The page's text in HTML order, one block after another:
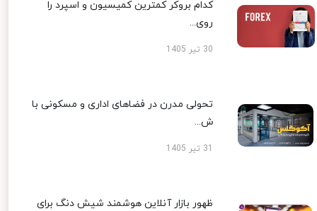
کدام بروکر کمترین کمیسیون و اسپرد را
روی...
30 تیر 1405
تحولی مدرن در فضاهای اداری و مسکونی با
ش...
ظهور بازار آنلاین هوشمند شیش دنگ برای